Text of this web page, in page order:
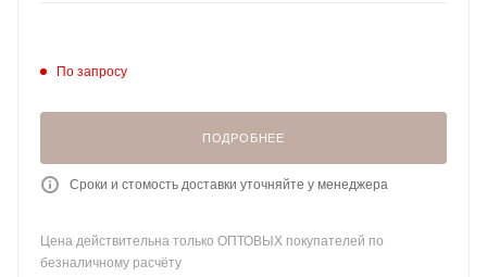
По запросу
ПОДРОБНЕЕ
Сроки и стомость доставки уточняйте у менеджера
Цена действительна только ОПТОВЫХ покупателей по
безналичному расчёту